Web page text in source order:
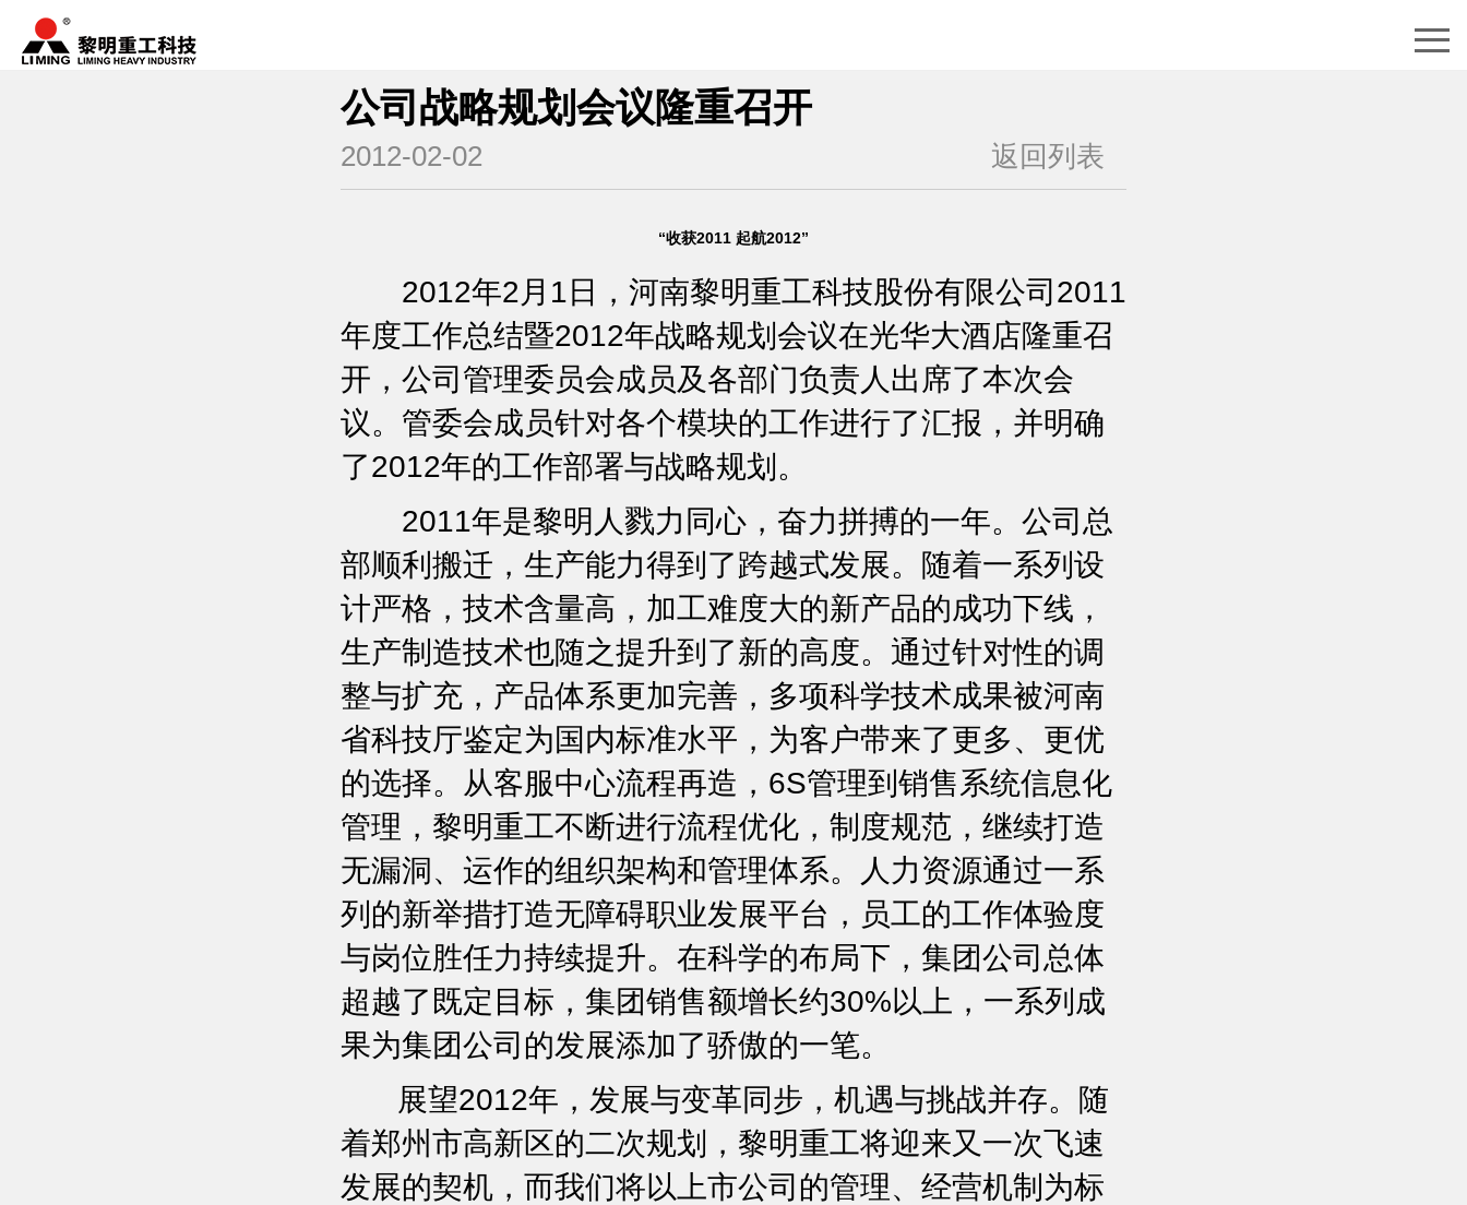
公司战略规划会议隆重召开
2012-02-02 返回列表
“收获2011 起航2012”
2012年2月1日，河南黎明重工科技股份有限公司2011
年度工作总结暨2012年战略规划会议在光华大酒店隆重召
开，公司管理委员会成员及各部门负责人出席了本次会
议。管委会成员针对各个模块的工作进行了汇报，并明确
了2012年的工作部署与战略规划。
2011年是黎明人戮力同心，奋力拼搏的一年。公司总
部顺利搬迁，生产能力得到了跨越式发展。随着一系列设
计严格，技术含量高，加工难度大的新产品的成功下线，
生产制造技术也随之提升到了新的高度。通过针对性的调
整与扩充，产品体系更加完善，多项科学技术成果被河南
省科技厅鉴定为国内标准水平，为客户带来了更多、更优
的选择。从客服中心流程再造，6S管理到销售系统信息化
管理，黎明重工不断进行流程优化，制度规范，继续打造
无漏洞、运作的组织架构和管理体系。人力资源通过一系
列的新举措打造无障碍职业发展平台，员工的工作体验度
与岗位胜任力持续提升。在科学的布局下，集团公司总体
超越了既定目标，集团销售额增长约30%以上，一系列成
果为集团公司的发展添加了骄傲的一笔。
展望2012年，发展与变革同步，机遇与挑战并存。随
着郑州市高新区的二次规划，黎明重工将迎来又一次飞速
发展的契机，而我们将以上市公司的管理、经营机制为标